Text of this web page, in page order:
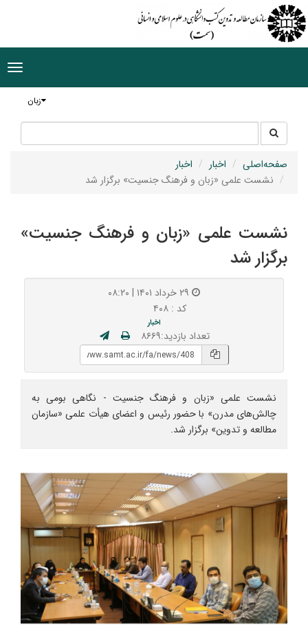
زبان
جستجو
در
سایت
صفحه‌اصلی اخبار
اخبار
نشست علمی «زبان و فرهنگ جنسیت» برگزار شد
نشست علمی «زبان و فرهنگ جنسیت»
برگزار شد
کد : ۴۰۸
اخبار
تعداد بازدید:۸۶۶۹
نشست علمی «زبان و فرهنگ جنسیت - نگاهی بومی به
چالش‌های مدرن» با حضور رئیس و اعضای هیأت علمی «سازمان
مطالعه و تدوین» برگزار شد.